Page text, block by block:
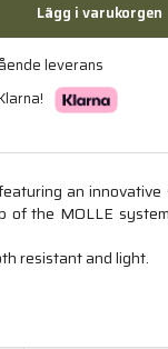
Lägg i varukorgen
leverans
an innovative
of the MOLLE
resistant and light.